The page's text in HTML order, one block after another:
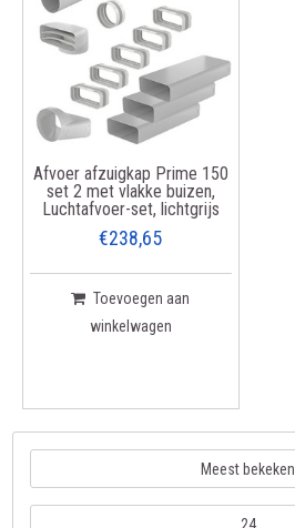
Afvoer afzuigkap Prime 150
set 2 met vlakke buizen,
Luchtafvoer-set, lichtgrijs
€238,65
Toevoegen aan
winkelwagen
Meest bekeken